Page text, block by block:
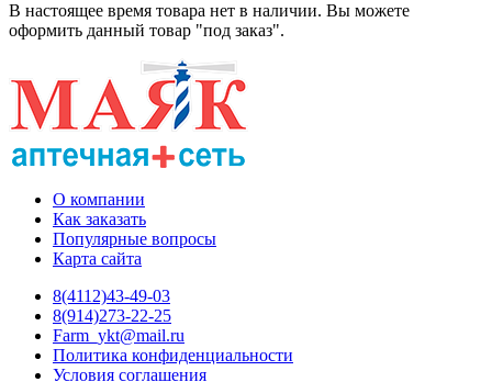
В настоящее время товара нет в наличии. Вы можете
оформить данный товар "под заказ".
О компании
Как заказать
Популярные вопросы
Карта сайта
8(4112)43-49-03
8(914)273-22-25
Farm_ykt@mail.ru
Политика конфиденциальности
Условия соглашения